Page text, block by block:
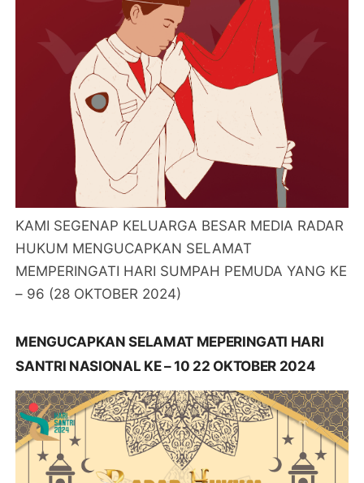
KAMI SEGENAP KELUARGA BESAR MEDIA RADAR
HUKUM MENGUCAPKAN SELAMAT
MEMPERINGATI HARI SUMPAH PEMUDA YANG KE
– 96 (28 OKTOBER 2024)
MENGUCAPKAN SELAMAT MEPERINGATI HARI
SANTRI NASIONAL KE – 10 22 OKTOBER 2024